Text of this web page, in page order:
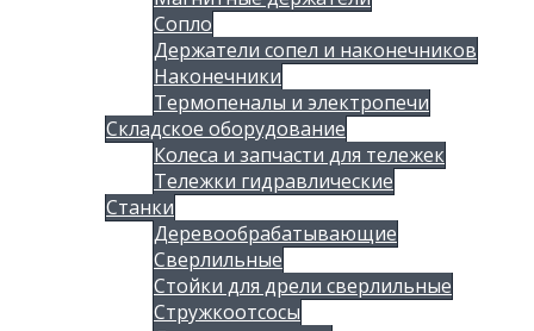
Сопло
Держатели сопел и наконечников
Наконечники
Термопеналы и электропечи
Складское оборудование
Колеса и запчасти для тележек
Тележки гидравлические
Станки
Деревообрабатывающие
Сверлильные
Стойки для дрели сверлильные
Стружкоотсосы